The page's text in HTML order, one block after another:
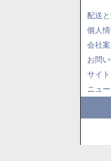
配送
個人
会社案
お問
サイ
ニュ